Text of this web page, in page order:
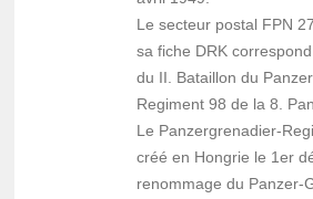
Le secteur postal FPN
sa fiche DRK
du II. Bataillon du
Regiment 98 de la 8.
Le Panzergrenadier-
créé en Hongrie le 1er
renommage du Panzer-